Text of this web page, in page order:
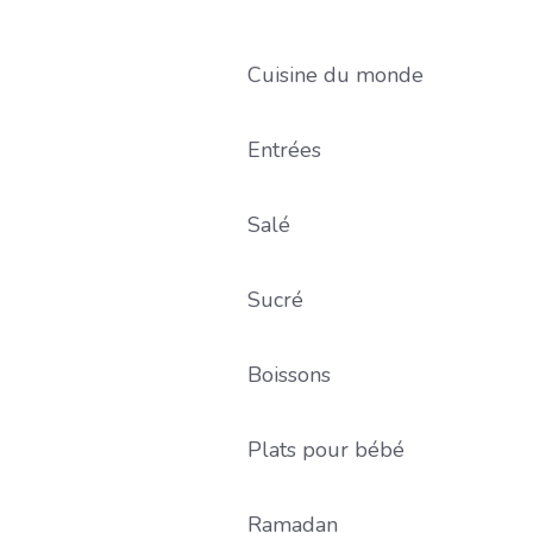
Cuisine du monde
Entrées
Salé
Sucré
Boissons
Plats pour bébé
Ramadan